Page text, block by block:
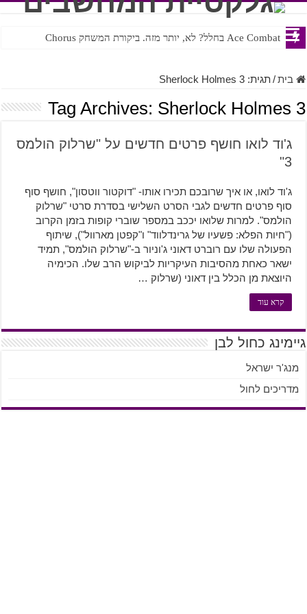
Ace Combat בחלל? לא, יותר מזה. ביקורת המשחק Chorus
Steven Universe והשירים שתורגמו בצורה נוראית לעברית
בית/תגית:Sherlock Holmes 3
Tag Archives: Sherlock Holmes 3
ג'וד לואו חושף פרטים חדשים על "שרלוק הולמס
3"
ג'וד לואו, או איך שרובכם תכירו אותו- "דוקטור ווטסון", חושף סוף
סוף פרטים חדשים לגבי הסרט השלישי בסדרת סרטי "שרלוק
הולמס". למרות שלואו יככב במספר שוברי קופות בזמן הקרוב
("חיות הפלא: פשעיו של גרינדלווד" ו"קפטן מארוול"), שיתוף
הפעולה שלו עם רוברט דאוני ג'וניור ב-"שרלוק הולמס", תמיד
ישאר כאחת מהסיבות העיקריות לביקוש הרב שלו. הכימיה
היוצאת מן הכלל בין דאוני (שרלוק …
קרא עוד
גיימינג כחול לבן
מנג'ר ישראל
מדריכים לחול